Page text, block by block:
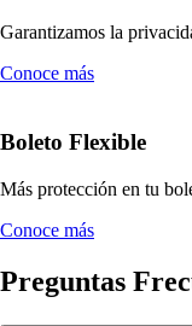
Garantizamos la
Conoce más
Boleto Flexible
Más protección en tu
Conoce más
Preguntas